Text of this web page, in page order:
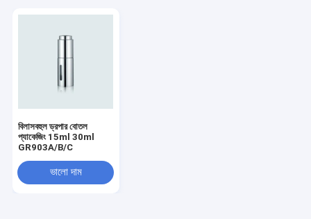
বিলাসবহুল ড্রপার বোতল
প্যাকেজিং 15ml 30ml
GR903A/B/C
ভালো দাম